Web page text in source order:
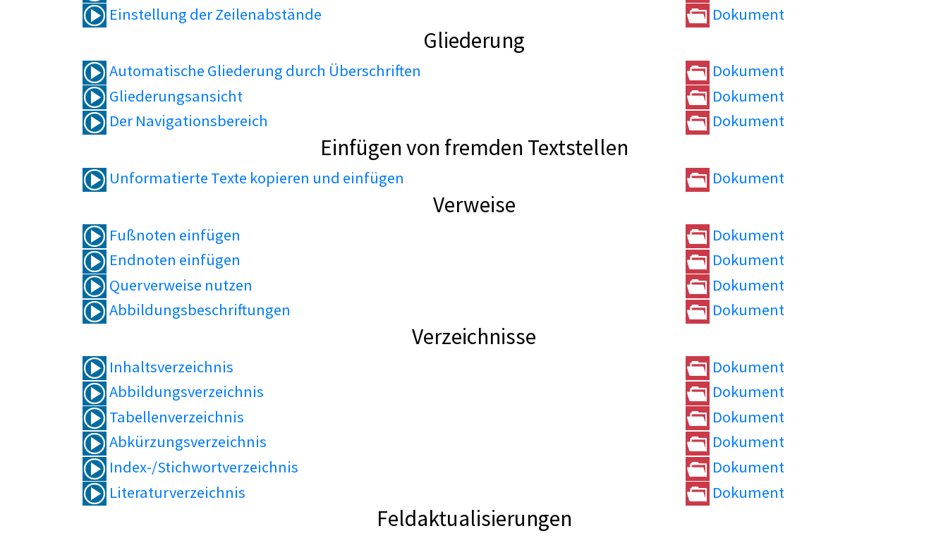
Einstellung der Zeilenabstände
Dokument
Gliederung
Automatische Gliederung durch Überschriften
Dokument
Gliederungsansicht
Dokument
Der Navigationsbereich
Dokument
Einfügen von fremden Textstellen
Unformatierte Texte kopieren und einfügen Dokument
Verweise
Fußnoten einfügen
Dokument
Endnoten einfügen
Dokument
Querverweise nutzen
Dokument
Abbildungsbeschriftungen
Dokument
Verzeichnisse
Inhaltsverzeichnis
Dokument
Abbildungsverzeichnis
Dokument
Tabellenverzeichnis
Dokument
Abkürzungsverzeichnis
Dokument
Index-/Stichwortverzeichnis
Dokument
Literaturverzeichnis
Dokument
Feldaktualisierungen